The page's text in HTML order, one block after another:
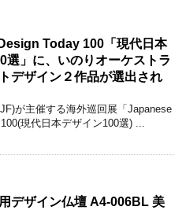
Today 100「現代日本
選」に、いのりオーケストラ
デザイン２作品が選出され
が主催する海外巡回展「Japanese
現代日本デザイン100選) ...
デザイン仏壇 A4-006BL 美